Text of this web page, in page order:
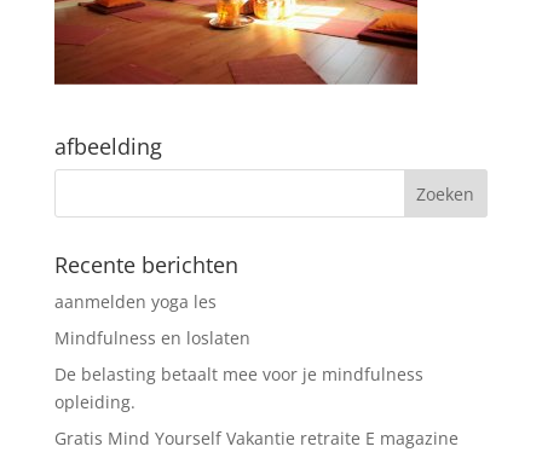
afbeelding
Recente berichten
aanmelden yoga les
Mindfulness en loslaten
De belasting betaalt mee voor je mindfulness
opleiding.
Gratis Mind Yourself Vakantie retraite E magazine